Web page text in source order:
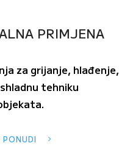
PRIMJENA
za grijanje, hlađenje,
tehniku